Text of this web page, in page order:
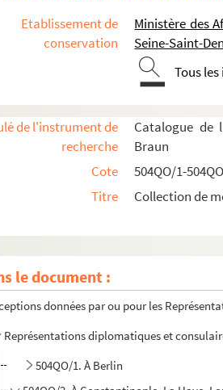
Etablissement de
conservation
Ministère des
Seine-Saint-
Tous
de l'instrument de
recherche
Catalogue de
Braun
Cote
504QO/1-
Titre
Collection de
le document :
données par ou pour les
Représentations diplomatiques et
504QO/1. À Berlin